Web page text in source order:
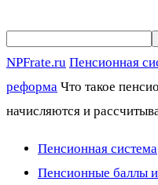
NPFrate.ru Пенсионная
реформа Что такое
начисляются и
Пенсионная система
Пенсионные баллы